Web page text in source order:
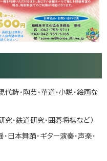
代詩・陶芸・華道・小説・絵画な
・鉄道研究・囲碁将棋など）
日本舞踊・ギター演奏・声楽・